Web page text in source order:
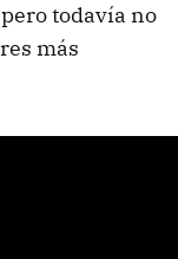
todavía no
más